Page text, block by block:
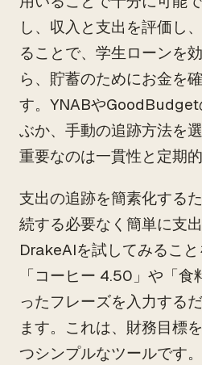
し、収入と支出を評価し
ることで、学生ローンを
ら、貯蓄のためにお金を
す。YNABや
ぶか、手動の追跡方法を
重要なのは一貫性と定期
支出の追跡を簡素化する
続する必要なく簡単に支
DrakeAIを試してみること
「コーヒー 4.50」や「
ったフレーズを入力する
ます。これは、財務目標
つシンプルなツールです。